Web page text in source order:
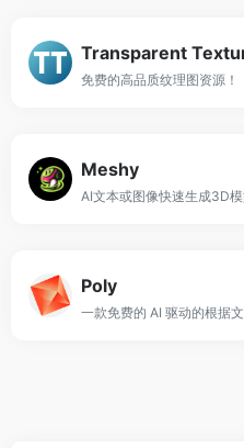
Transparent
免费的高品质纹理图资源！
Meshy
AI文本或图像快速生成3D
Poly
一款免费的 AI 驱动的根据